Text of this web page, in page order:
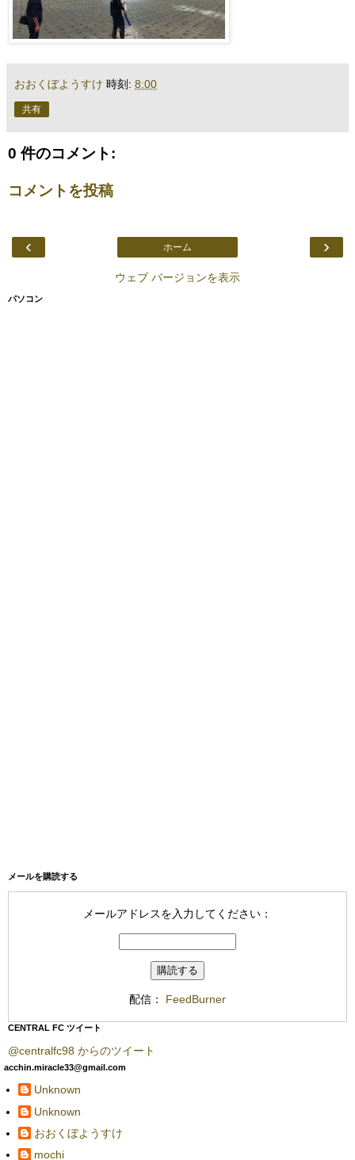
おおくぼようすけ 時刻: 8:00
共有
0 件のコメント:
コメントを投稿
‹ ›
ホーム
ウェブ バージョンを表示
パソコン
メールを購読する
メールアドレスを入力してください：
配信： FeedBurner
CENTRAL FC ツイート
@centralfc98 からのツイート
acchin.miracle33@gmail.com
Unknown
Unknown
おおくぼようすけ
mochi